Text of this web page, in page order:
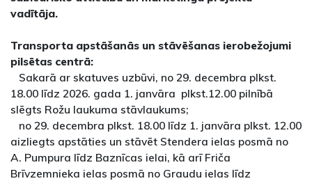
vadītāja.
Transporta apstāšanās un stāvēšanas ierobežojumi
pilsētas centrā:
Sakarā ar skatuves uzbūvi, no 29. decembra plkst.
18.00 līdz 2026. gada 1. janvāra plkst.12.00 pilnībā
slēgts Rožu laukuma stāvlaukums;
no 29. decembra plkst. 18.00 līdz 1. janvāra plkst. 12.00
aizliegts apstāties un stāvēt Stendera ielas posmā no
A. Pumpura līdz Baznīcas ielai, kā arī Friča
Brīvzemnieka ielas posmā no Graudu ielas līdz